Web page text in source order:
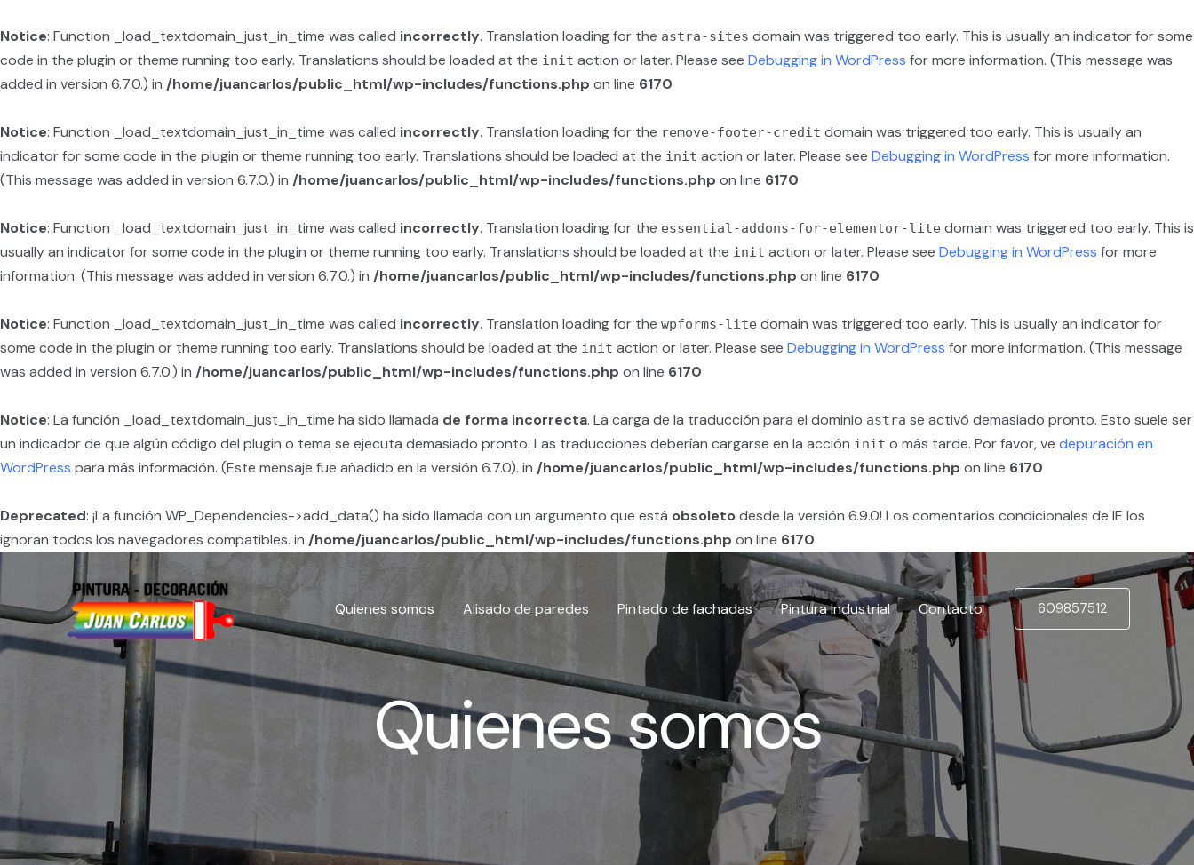
Notice: Function _load_textdomain_just_in_time was called incorrectly. Translation loading for the astra-sites domain was triggered too early. This is usually an indicator for some
code in the plugin or theme running too early. Translations should be loaded at the init action or later. Please see Debugging in WordPress for more information. (This message was
added in version 6.7.0.) in /home/juancarlos/public_html/wp-includes/functions.php on line 6170
Notice: Function _load_textdomain_just_in_time was called incorrectly. Translation loading for the remove-footer-credit domain was triggered too early. This is usually an
indicator for some code in the plugin or theme running too early. Translations should be loaded at the init action or later. Please see Debugging in WordPress for more information.
(This message was added in version 6.7.0.) in /home/juancarlos/public_html/wp-includes/functions.php on line 6170
Notice: Function _load_textdomain_just_in_time was called incorrectly. Translation loading for the essential-addons-for-elementor-lite domain was triggered too early. This is
usually an indicator for some code in the plugin or theme running too early. Translations should be loaded at the init action or later. Please see Debugging in WordPress for more
information. (This message was added in version 6.7.0.) in /home/juancarlos/public_html/wp-includes/functions.php on line 6170
Notice: Function _load_textdomain_just_in_time was called incorrectly. Translation loading for the wpforms-lite domain was triggered too early. This is usually an indicator for
some code in the plugin or theme running too early. Translations should be loaded at the init action or later. Please see Debugging in WordPress for more information. (This message
was added in version 6.7.0.) in /home/juancarlos/public_html/wp-includes/functions.php on line 6170
Notice: La función _load_textdomain_just_in_time ha sido llamada de forma incorrecta. La carga de la traducción para el dominio astra se activó demasiado pronto. Esto suele ser
un indicador de que algún código del plugin o tema se ejecuta demasiado pronto. Las traducciones deberían cargarse en la acción init o más tarde. Por favor, ve depuración en
WordPress para más información. (Este mensaje fue añadido en la versión 6.7.0). in /home/juancarlos/public_html/wp-includes/functions.php on line 6170
Deprecated: ¡La función WP_Dependencies->add_data() ha sido llamada con un argumento que está obsoleto desde la versión 6.9.0! Los comentarios condicionales de IE los
ignoran todos los navegadores compatibles. in /home/juancarlos/public_html/wp-includes/functions.php on line 6170
Quienes somos Alisado de paredes Pintado de fachadas Pintura Industrial Contacto 609857512
Quienes somos